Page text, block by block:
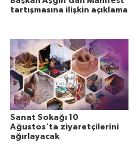
tartışmasına ilişkin açıklama
Sanat Sokağı 10
Ağustos'ta ziyaretçilerini
ağırlayacak